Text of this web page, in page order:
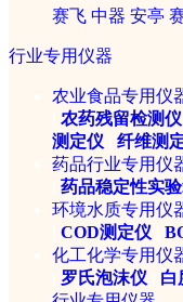
赛飞 中器 安亭
行业专用仪器
农业食品专用仪
农药残留检测仪
测定仪
纤维测
药品行业专用仪
药品稳定性实
环境水质专用仪
COD测定仪
化工化学专用仪
罗氏泡沫仪
白
￥